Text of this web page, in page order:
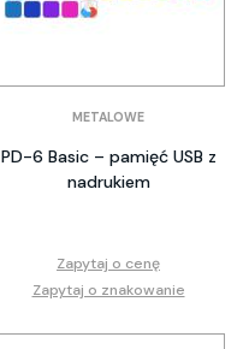
METALOWE
PD-6 Basic – pamięć USB z
nadrukiem
Zapytaj o cenę
Zapytaj o znakowanie